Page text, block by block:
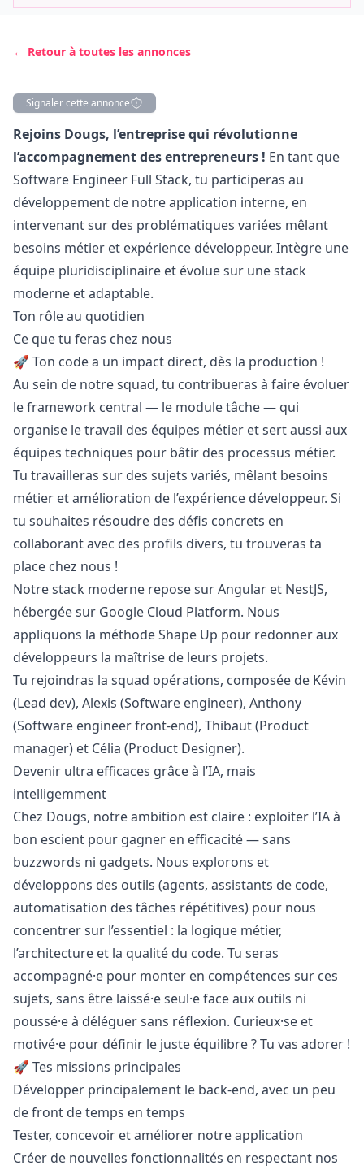
← Retour à toutes les annonces
Signaler cette annonce
Description
Rejoins Dougs, l’entreprise qui révolutionne
l’accompagnement des entrepreneurs ! En tant que
Software Engineer Full Stack, tu participeras au
développement de notre application interne, en
intervenant sur des problématiques variées mêlant
besoins métier et expérience développeur. Intègre une
équipe pluridisciplinaire et évolue sur une stack
moderne et adaptable.
Ton rôle au quotidien
Ce que tu feras chez nous
🚀 Ton code a un impact direct, dès la production !
Au sein de notre squad, tu contribueras à faire évoluer
le framework central — le module tâche — qui
organise le travail des équipes métier et sert aussi aux
équipes techniques pour bâtir des processus métier.
Tu travailleras sur des sujets variés, mêlant besoins
métier et amélioration de l’expérience développeur. Si
tu souhaites résoudre des défis concrets en
collaborant avec des profils divers, tu trouveras ta
place chez nous !
Notre stack moderne repose sur Angular et NestJS,
hébergée sur Google Cloud Platform. Nous
appliquons la méthode Shape Up pour redonner aux
développeurs la maîtrise de leurs projets.
Tu rejoindras la squad opérations, composée de Kévin
(Lead dev), Alexis (Software engineer), Anthony
(Software engineer front-end), Thibaut (Product
manager) et Célia (Product Designer).
Devenir ultra efficaces grâce à l’IA, mais
intelligemment
Chez Dougs, notre ambition est claire : exploiter l’IA à
bon escient pour gagner en efficacité — sans
buzzwords ni gadgets. Nous explorons et
développons des outils (agents, assistants de code,
automatisation des tâches répétitives) pour nous
concentrer sur l’essentiel : la logique métier,
l’architecture et la qualité du code. Tu seras
accompagné·e pour monter en compétences sur ces
sujets, sans être laissé·e seul·e face aux outils ni
poussé·e à déléguer sans réflexion. Curieux·se et
motivé·e pour définir le juste équilibre ? Tu vas adorer !
🚀 Tes missions principales
Développer principalement le back-end, avec un peu
de front de temps en temps
Tester, concevoir et améliorer notre application
Créer de nouvelles fonctionnalités en respectant nos